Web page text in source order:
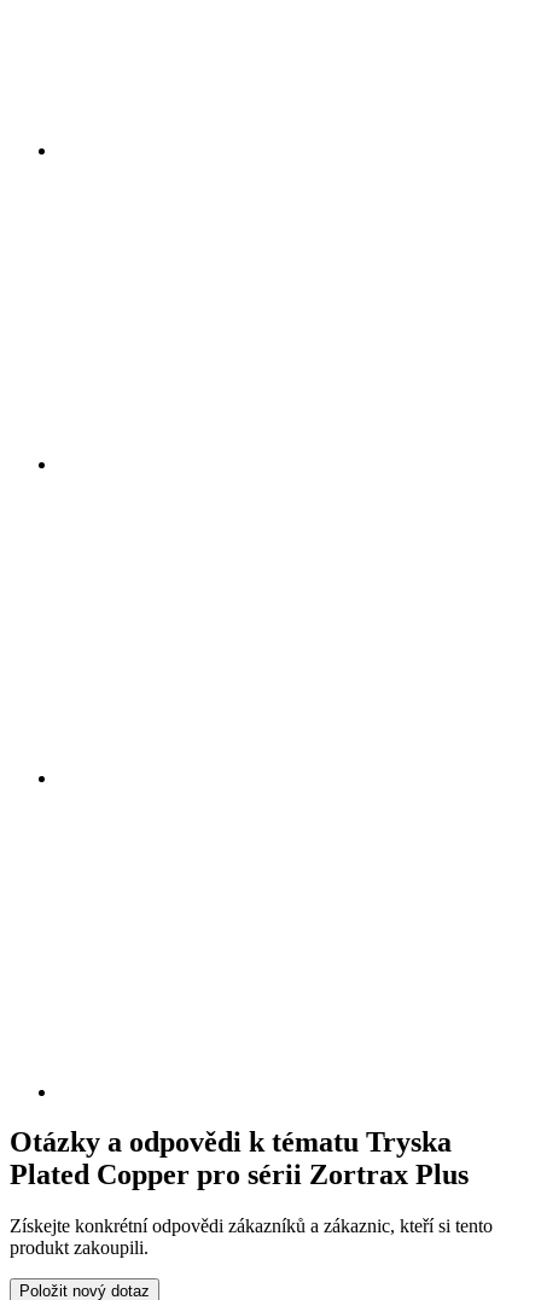
Otázky a odpovědi k tématu Tryska
Plated Copper pro sérii Zortrax Plus
Získejte konkrétní odpovědi zákazníků a zákaznic, kteří si tento
produkt zakoupili.
Položit nový dotaz